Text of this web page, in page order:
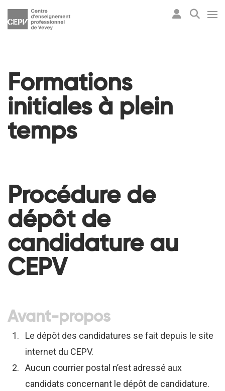
Formations
initiales à plein
temps
Procédurede
dépôt de
candidature au
CEPV
Avant-propos
Le dépôt des candidatures se fait depuis le site
internet du CEPV.
Aucun courrier postal n’est adressé aux
candidats concernant le dépôt de candidature.